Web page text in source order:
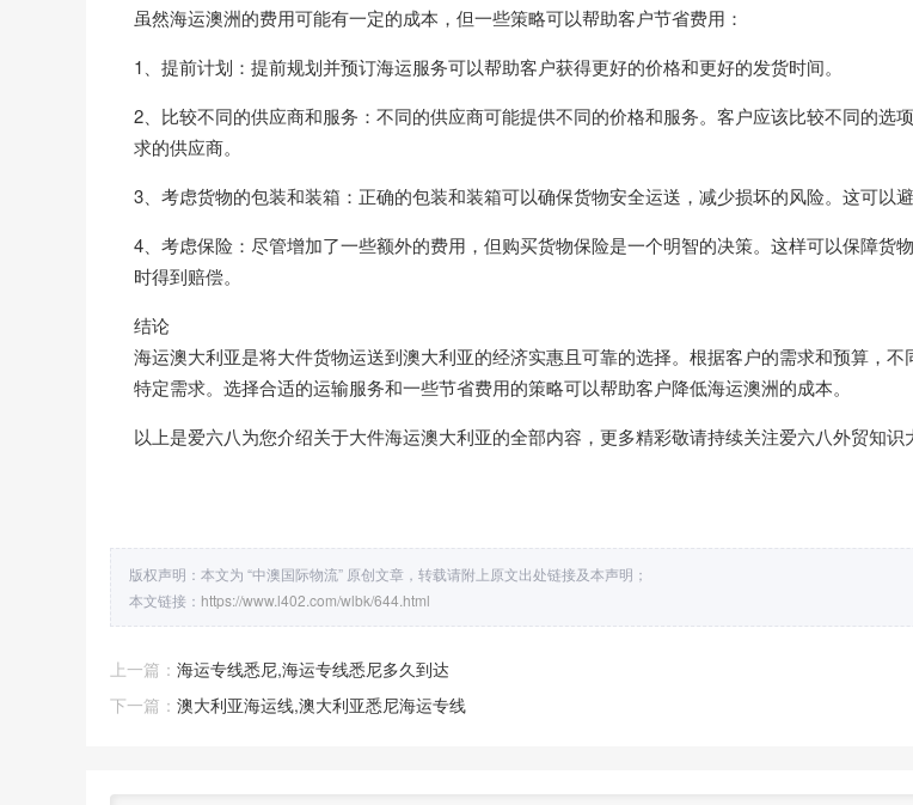
虽然海运澳洲的费用可能有一定的成本，但一些策略可以帮助客户节省费用：
1、提前计划：提前规划并预订海运服务可以帮助客户获得更好的价格和更好的发货时间。
2、比较不同的供应商和服务：不同的供应商可能提供不同的价格和服务。客户应该比较不同的选
求的供应商。
3、考虑货物的包装和装箱：正确的包装和装箱可以确保货物安全运送，减少损坏的风险。这可以避
4、考虑保险：尽管增加了一些额外的费用，但购买货物保险是一个明智的决策。这样可以保障货
时得到赔偿。
结论
海运澳大利亚是将大件货物运送到澳大利亚的经济实惠且可靠的选择。根据客户的需求和预算，
特定需求。选择合适的运输服务和一些节省费用的策略可以帮助客户降低海运澳洲的成本。
以上是爱六八为您介绍关于大件海运澳大利亚的全部内容，更多精彩敬请持续关注爱六八外贸知识
版权声明：本文为 “中澳国际物流” 原创文章，转载请附上原文出处链接及本声明；
本文链接： https://www.l402.com/wlbk/644.html
上一篇： 海运专线悉尼,海运专线悉尼多久到达
下一篇： 澳大利亚海运线,澳大利亚悉尼海运专线